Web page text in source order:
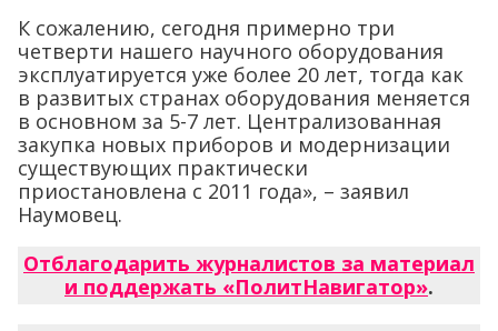
К сожалению, сегодня примерно три
четверти нашего научного оборудования
эксплуатируется уже более 20 лет, тогда как
в развитых странах оборудования меняется
в основном за 5-7 лет. Централизованная
закупка новых приборов и модернизации
существующих практически
приостановлена с 2011 года», – заявил
Наумовец.
Отблагодарить журналистов за материал
и поддержать «ПолитНавигатор».